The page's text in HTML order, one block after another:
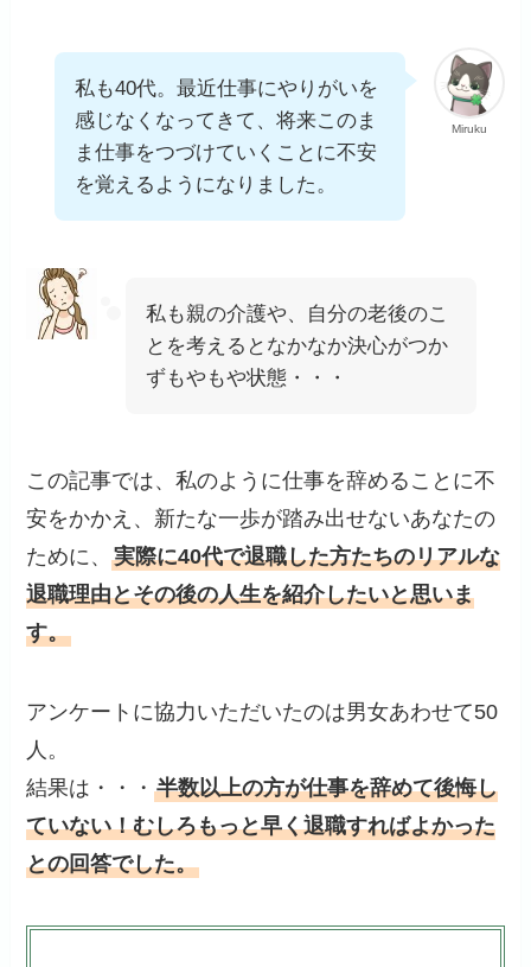
Miruku
私も40代。最近仕事にやりがいを
感じなくなってきて、将来このま
ま仕事をつづけていくことに不安
を覚えるようになりました。
私も親の介護や、自分の老後のこ
とを考えるとなかなか決心がつか
ずもやもや状態・・・
この記事では、私のように仕事を辞めることに不
安をかかえ、新たな一歩が踏み出せないあなたの
ために、実際に40代で退職した方たちのリアルな
退職理由とその後の人生を紹介したいと思いま
す。
アンケートに協力いただいたのは男女あわせて50
人。
結果は・・・半数以上の方が仕事を辞めて後悔し
ていない！むしろもっと早く退職すればよかった
との回答でした。